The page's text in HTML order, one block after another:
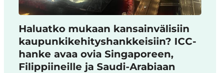
Haluatko mukaan kansainvälisiin
kaupunkikehityshankkeisiin? ICC-
hanke avaa ovia Singaporeen,
Filippiineille ja Saudi-Arabiaan